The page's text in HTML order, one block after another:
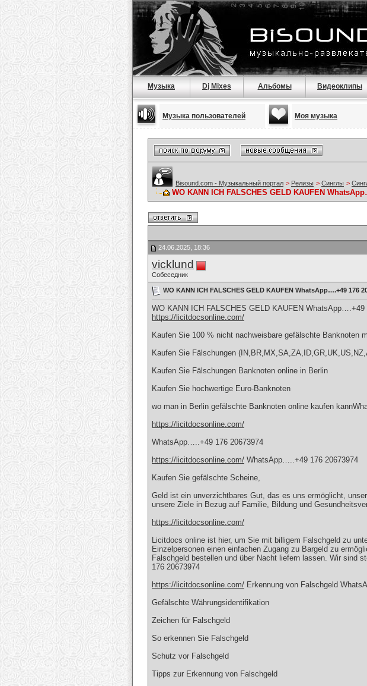
Музыка Dj Mixes Альбомы Видеоклипы
Музыка пользователей Моя музыка
Bisound.com - Музыкальный портал > Релизы > Синглы >
WO KANN ICH FALSCHES GELD KAUFEN
24.06.2025, 18:36
vicklund
Собеседник
WO KANN ICH FALSCHES GELD KAUFEN WhatsApp….+49 176
WO KANN ICH FALSCHES GELD KAUFEN
https://licitdocsonline.com/
Kaufen Sie 100 % nicht nachweisbare gefälschte Banknoten
Kaufen Sie Fälschungen
Kaufen Sie Fälschungen Banknoten online in Berlin
Kaufen Sie hochwertige Euro-Banknoten
wo man in Berlin gefälschte Banknoten online kaufen
https://licitdocsonline.com/
WhatsApp…..+49 176 20673974
https://licitdocsonline.com/ WhatsApp…..+49 176 20673974
Kaufen Sie gefälschte Scheine,
Geld ist ein unverzichtbares Gut, das es uns ermöglicht,
unsere Ziele in Bezug auf Familie, Bildung und
https://licitdocsonline.com/
Licitdocs online ist hier, um Sie mit billigem Falschgeld zu
Einzelpersonen einen einfachen Zugang zu Bargeld zu
Falschgeld bestellen und über Nacht liefern lassen. Wir sind
176 20673974
https://licitdocsonline.com/ Erkennung von Falschgeld
Gefälschte Währungsidentifikation
Zeichen für Falschgeld
So erkennen Sie Falschgeld
Schutz vor Falschgeld
Tipps zur Erkennung von Falschgeld